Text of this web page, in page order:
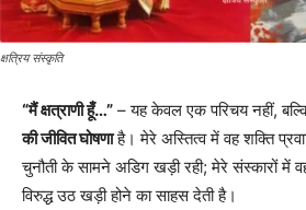
क्षत्रिय संस्कृति
“मैं क्षत्राणी हूँ…” – यह केवल एक परिचय नहीं,
की जीवित घोषणाहै। मेरे अस्तित्व में वह शक्ति
चुनौती के सामने अडिग खड़ी रही; मेरे संस्कारों में
विरुद्ध उठ खड़ी होने का साहस देती है।